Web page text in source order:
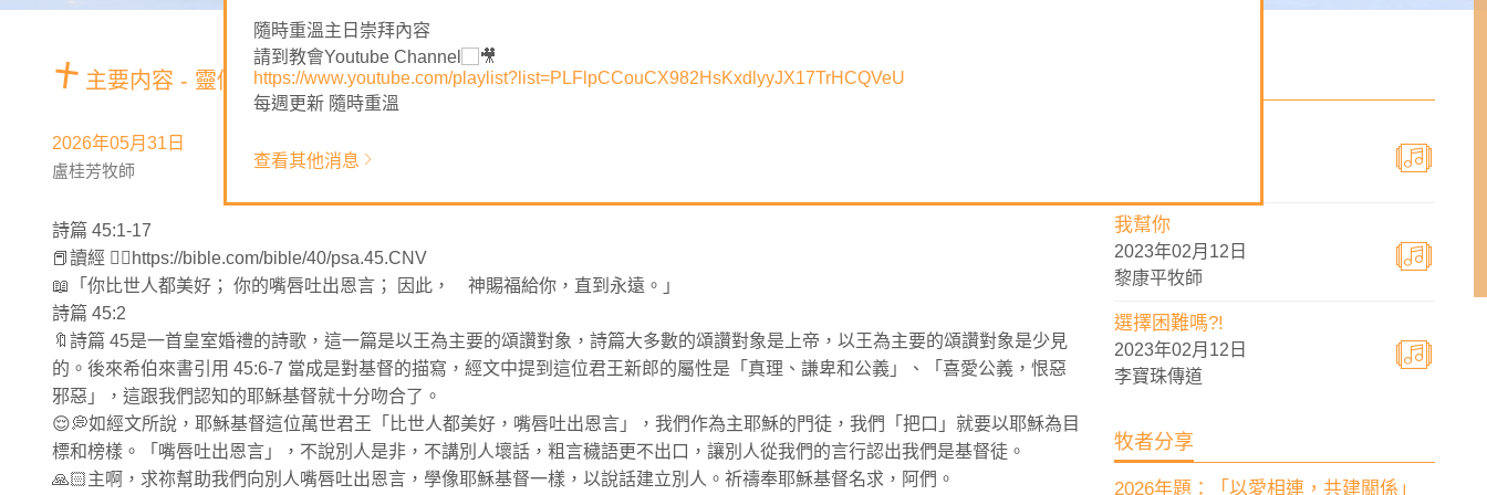
主要内容 - 靈修材料
2026年05月31日
盧桂芳牧師
詩篇 45:1-17
📕讀經 👉🏻https://bible.com/bible/40/psa.45.CNV
📖「你比世人都美好； 你的嘴唇吐出恩言； 因此， 神賜福給你，直到永遠。」
詩篇 45:2
🔖詩篇 45是一首皇室婚禮的詩歌，這一篇是以王為主要的頌讚對象，詩篇大多數的頌讚對象是上帝，以王為主要的頌讚對象是少見
的。後來希伯來書引用 45:6-7 當成是對基督的描寫，經文中提到這位君王新郎的屬性是「真理、謙卑和公義」、「喜愛公義，恨惡
邪惡」，這跟我們認知的耶穌基督就十分吻合了。
😌💭如經文所說，耶穌基督這位萬世君王「比世人都美好，嘴唇吐出恩言」，我們作為主耶穌的門徒，我們「把口」就要以耶穌為目
標和榜樣。「嘴唇吐出恩言」，不說別人是非，不講別人壞話，粗言穢語更不出口，讓別人從我們的言行認出我們是基督徒。
🙏🏻主啊，求祢幫助我們向別人嘴唇吐出恩言，學像耶穌基督一樣，以說話建立別人。祈禱奉耶穌基督名求，阿們。
我幫你
2023年02月12日
黎康平牧師
選擇困難嗎?!
2023年02月12日
李寶珠傳道
牧者分享
2026年題：「以愛相連，共建關係」
隨時重溫主日崇拜內容
請到教會Youtube Channel
https://www.youtube.com/playlist?list=PLFlpCCouCX982HsKxdlyyJX17TrHCQVeU
每週更新 隨時重溫
查看其他消息